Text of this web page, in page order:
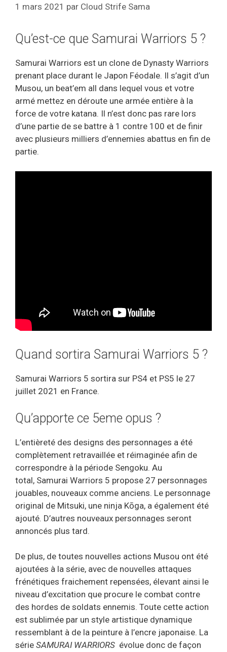
1 mars 2021 par Cloud Strife Sama
Qu’est-ce que Samurai Warriors 5 ?
Samurai Warriors est un clone de Dynasty Warriors
prenant place durant le Japon Féodale. Il s’agit d’un
Musou, un beat’em all dans lequel vous et votre
armé mettez en déroute une armée entière à la
force de votre katana. Il n’est donc pas rare lors
d’une partie de se battre à 1 contre 100 et de finir
avec plusieurs milliers d’ennemies abattus en fin de
partie.
Quand sortira Samurai Warriors 5 ?
Samurai Warriors 5 sortira sur PS4 et PS5 le 27
juillet 2021 en France.
Qu’apporte ce 5eme opus ?
L’entièreté des designs des personnages a été
complètement retravaillée et réimaginée afin de
correspondre à la période Sengoku. Au
total, Samurai Warriors 5 propose 27 personnages
jouables, nouveaux comme anciens. Le personnage
original de Mitsuki, une ninja Kōga, a également été
ajouté. D’autres nouveaux personnages seront
annoncés plus tard.
De plus, de toutes nouvelles actions Musou ont été
ajoutées à la série, avec de nouvelles attaques
frénétiques fraichement repensées, élevant ainsi le
niveau d’excitation que procure le combat contre
des hordes de soldats ennemis. Toute cette action
est sublimée par un style artistique dynamique
ressemblant à de la peinture à l’encre japonaise. La
série SAMURAI WARRIORS évolue donc de façon